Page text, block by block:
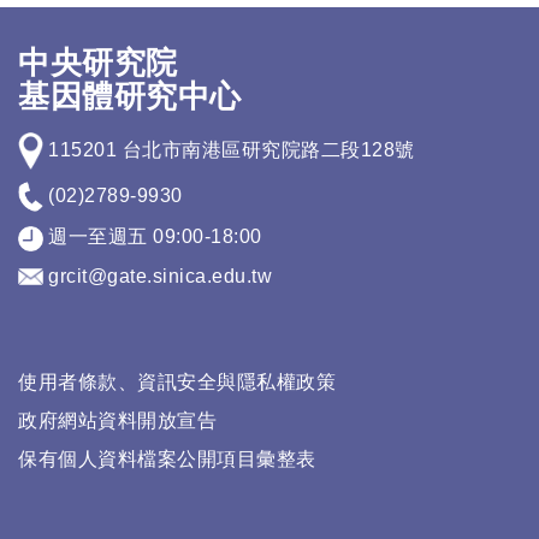
中央研究院
基因體研究中心
115201 台北市南港區研究院路二段128號
(02)2789-9930
週一至週五 09:00-18:00
grcit@gate.sinica.edu.tw
使用者條款、資訊安全與隱私權政策
政府網站資料開放宣告
保有個人資料檔案公開項目彙整表